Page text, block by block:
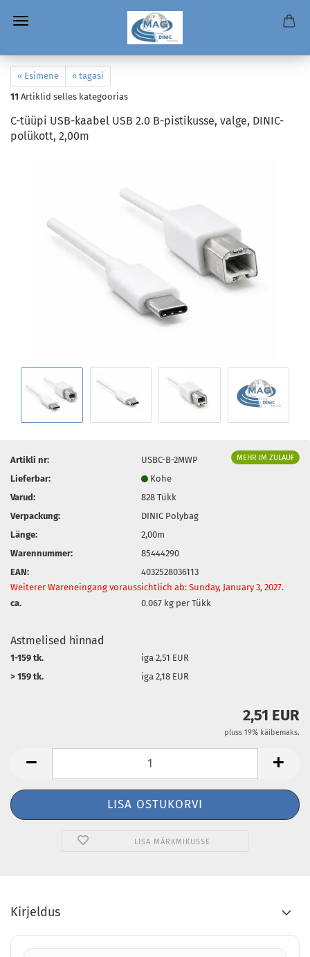
« Esimene
« tagasi
11 Artiklid selles kategoorias
C-tüüpi USB-kaabel USB 2.0 B-pistikusse, valge, DINIC-
polükott, 2,00m
MEHR IM ZULAUF
Artikli nr:
USBC-B-2MWP
Lieferbar:
Kohe
Varud:
828Tükk
Verpackung:
DINIC Polybag
Länge:
2,00m
Warennummer:
85444290
EAN:
4032528036113
Weiterer Wareneingang voraussichtlich ab: Sunday, January 3, 2027.
ca.
0.067 kg per Tükk
Astmelised hinnad
1-159 tk.
iga 2,51 EUR
> 159 tk.
iga 2,18 EUR
2,51 EUR
pluss 19% käibemaks.
LISA MÄRKMIKUSSE
Kirjeldus